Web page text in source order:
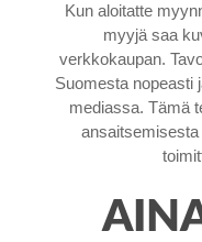
Kun aloitatte
myyjä saa
verkkokaupan.
Suomesta nopeasti
mediassa. Tämä
ansaitsemisesta